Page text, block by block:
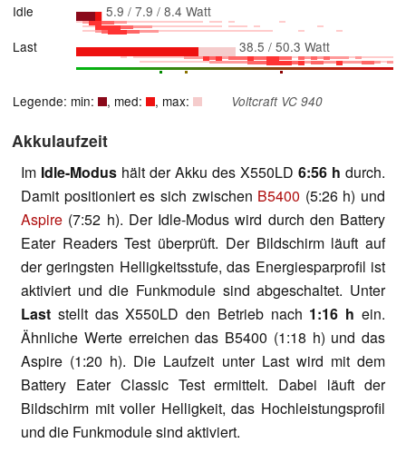
Idle
5.9 / 7.9 / 8.4 Watt
Last
38.5 / 50.3 Watt
Legende: min: , med: , max: Voltcraft VC 940
Akkulaufzeit
Im Idle-Modus hält der Akku des X550LD 6:56 h durch.
Damit positioniert es sich zwischen B5400 (5:26 h) und
Aspire (7:52 h). Der Idle-Modus wird durch den Battery
Eater Readers Test überprüft. Der Bildschirm läuft auf
der geringsten Helligkeitsstufe, das Energiesparprofil ist
aktiviert und die Funkmodule sind abgeschaltet. Unter
Last stellt das X550LD den Betrieb nach 1:16 h ein.
Ähnliche Werte erreichen das B5400 (1:18 h) und das
Aspire (1:20 h). Die Laufzeit unter Last wird mit dem
Battery Eater Classic Test ermittelt. Dabei läuft der
Bildschirm mit voller Helligkeit, das Hochleistungsprofil
und die Funkmodule sind aktiviert.